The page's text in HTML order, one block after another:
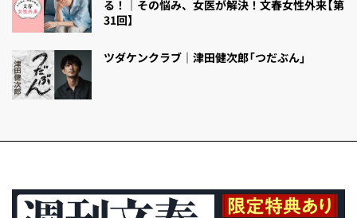
る！｜その悩み、女医が解決！文春女性外来【第
31回】
ツダケンクラブ｜津田健次郎「つだぶん」